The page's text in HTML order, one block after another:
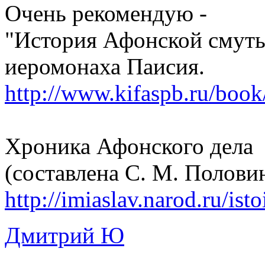
Очень рекомендую -
"История Афонской
иеромонаха Паисия.
http://www.kifaspb.ru/
Хроника Афонского дела
(составлена С. М.
http://imiaslav.narod.ru/
Дмитрий Ю